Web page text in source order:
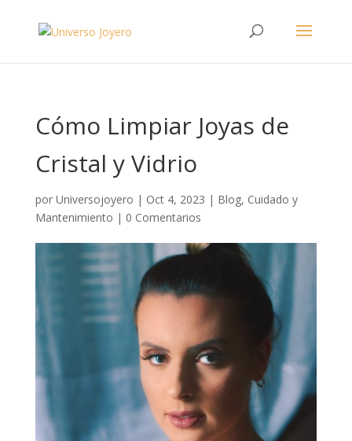
Cómo Limpiar Joyas de
Cristal y Vidrio
por Universojoyero | Oct 4, 2023 | Blog, Cuidado y
Mantenimiento | 0 Comentarios